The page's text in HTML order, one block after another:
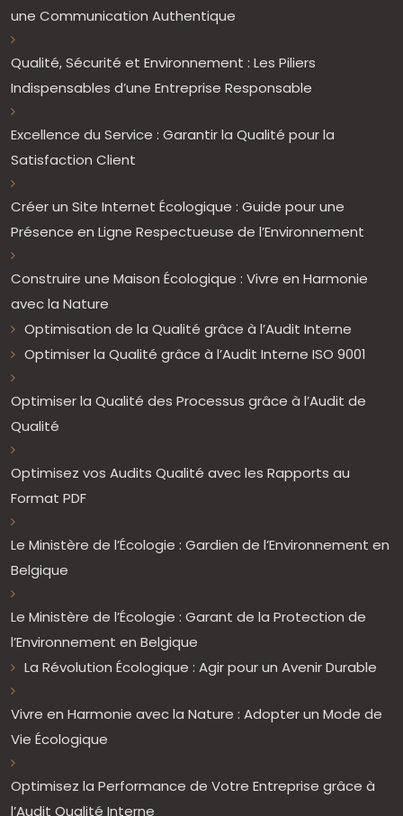
une Communication Authentique
Qualité, Sécurité et Environnement : Les Piliers
Indispensables d’une Entreprise Responsable
Excellence du Service : Garantir la Qualité pour la
Satisfaction Client
Créer un Site Internet Écologique : Guide pour une
Présence en Ligne Respectueuse de l’Environnement
Construire une Maison Écologique : Vivre en Harmonie
avec la Nature
Optimisation de la Qualité grâce à l’Audit Interne
Optimiser la Qualité grâce à l’Audit Interne ISO 9001
Optimiser la Qualité des Processus grâce à l’Audit de
Qualité
Optimisez vos Audits Qualité avec les Rapports au
Format PDF
Le Ministère de l’Écologie : Gardien de l’Environnement en
Belgique
Le Ministère de l’Écologie : Garant de la Protection de
l’Environnement en Belgique
La Révolution Écologique : Agir pour un Avenir Durable
Vivre en Harmonie avec la Nature : Adopter un Mode de
Vie Écologique
Optimisez la Performance de Votre Entreprise grâce à
l’Audit Qualité Interne